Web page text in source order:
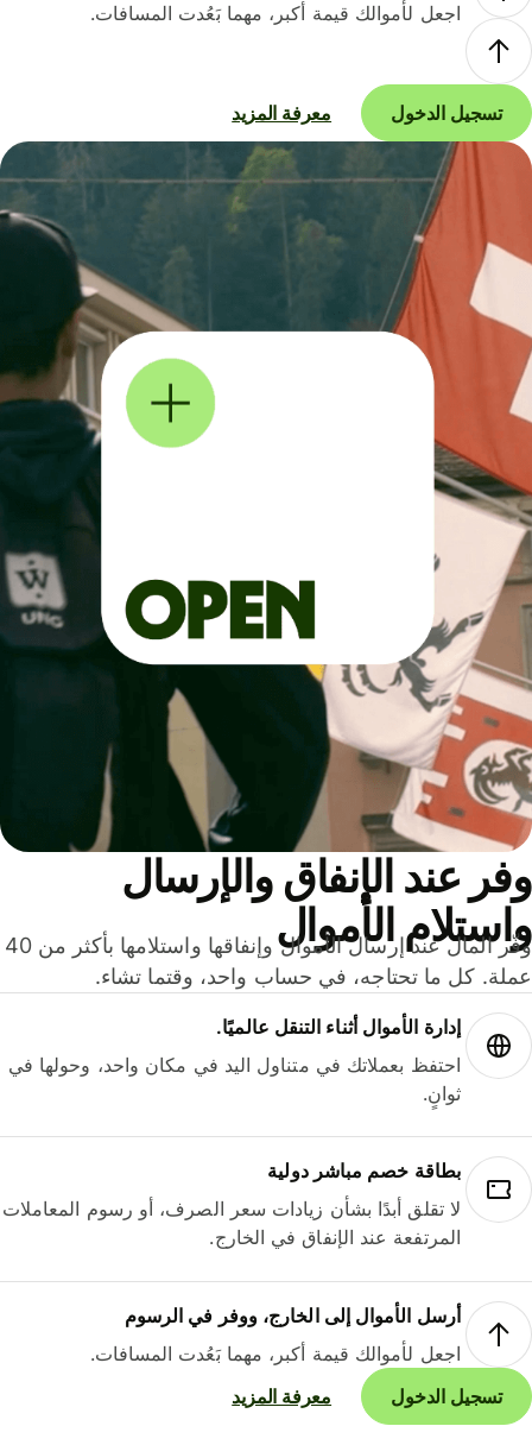
اجعل لأموالك قيمة أكبر، مهما بَعُدت المسافات.
تسجيل الدخول معرفة المزيد
عند الإنفاق والإرسال
الأموال
وفّر المال عند إرسال الأموال وإنفاقها واستلامها بأكثر من 40
كل ما تحتاجه، في حساب واحد، وقتما تشاء.
إدارة الأموال أثناء التنقل عالميًا.
احتفظ بعملاتك في متناول اليد في مكان واحد، وحولها في
ثوانٍ.
بطاقة خصم مباشر دولية
لا تقلق أبدًا بشأن زيادات سعر الصرف، أو رسوم المعاملات
المرتفعة عند الإنفاق في الخارج.
أرسل الأموال إلى الخارج، ووفر في الرسوم
اجعل لأموالك قيمة أكبر، مهما بَعُدت المسافات.
تسجيل الدخول
معرفة المزيد